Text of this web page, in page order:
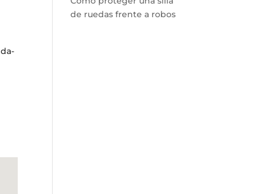
de ruedas frente a robos